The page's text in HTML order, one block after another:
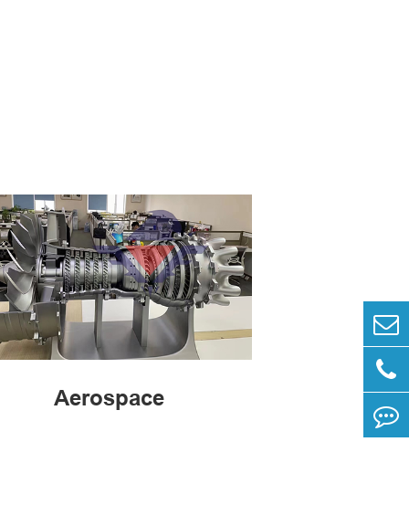
Aerospace